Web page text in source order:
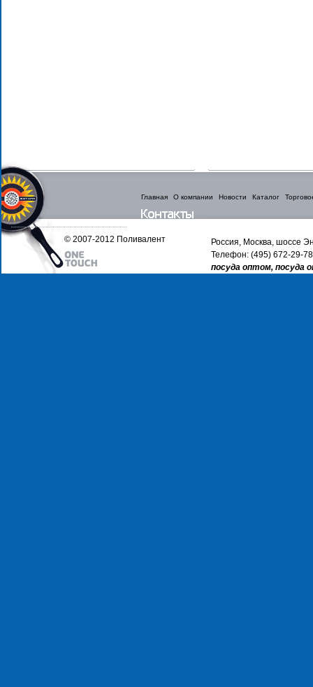
Главная О компании Новости Каталог
Россия, Москва, шоссе
Телефон: (495) 672-29-
посуда оптом, посуда
© 2007-2012 Поливалент